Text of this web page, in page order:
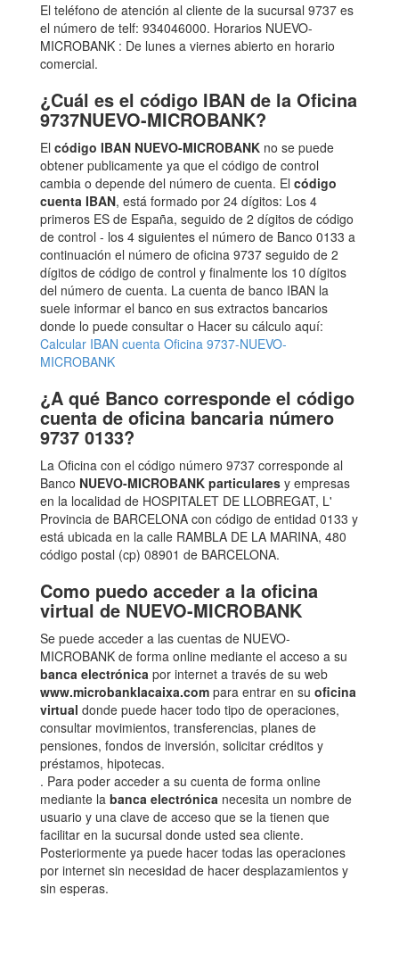
El teléfono de atención al cliente de la sucursal 9737 es
el número de telf: 934046000. Horarios NUEVO-
MICROBANK : De lunes a viernes abierto en horario
comercial.
¿Cuál es el código IBAN de la Oficina
9737NUEVO-MICROBANK?
El código IBAN NUEVO-MICROBANK no se puede
obtener publicamente ya que el código de control
cambia o depende del número de cuenta. El código
cuenta IBAN, está formado por 24 dígitos: Los 4
primeros ES de España, seguido de 2 dígitos de código
de control - los 4 siguientes el número de Banco 0133 a
continuación el número de oficina 9737 seguido de 2
dígitos de código de control y finalmente los 10 dígitos
del número de cuenta. La cuenta de banco IBAN la
suele informar el banco en sus extractos bancarios
donde lo puede consultar o Hacer su cálculo aquí:
Calcular IBAN cuenta Oficina 9737-NUEVO-
MICROBANK
¿A qué Banco corresponde el código
cuenta de oficina bancaria número
9737 0133?
La Oficina con el código número 9737 corresponde al
Banco NUEVO-MICROBANK particulares y empresas
en la localidad de HOSPITALET DE LLOBREGAT, L'
Provincia de BARCELONA con código de entidad 0133 y
está ubicada en la calle RAMBLA DE LA MARINA, 480
código postal (cp) 08901 de BARCELONA.
Como puedo acceder a la oficina
virtual de NUEVO-MICROBANK
Se puede acceder a las cuentas de NUEVO-
MICROBANK de forma online mediante el acceso a su
banca electrónica por internet a través de su web
www.microbanklacaixa.com para entrar en su oficina
virtual donde puede hacer todo tipo de operaciones,
consultar movimientos, transferencias, planes de
pensiones, fondos de inversión, solicitar créditos y
préstamos, hipotecas.
. Para poder acceder a su cuenta de forma online
mediante la banca electrónica necesita un nombre de
usuario y una clave de acceso que se la tienen que
facilitar en la sucursal donde usted sea cliente.
Posteriormente ya puede hacer todas las operaciones
por internet sin necesidad de hacer desplazamientos y
sin esperas.